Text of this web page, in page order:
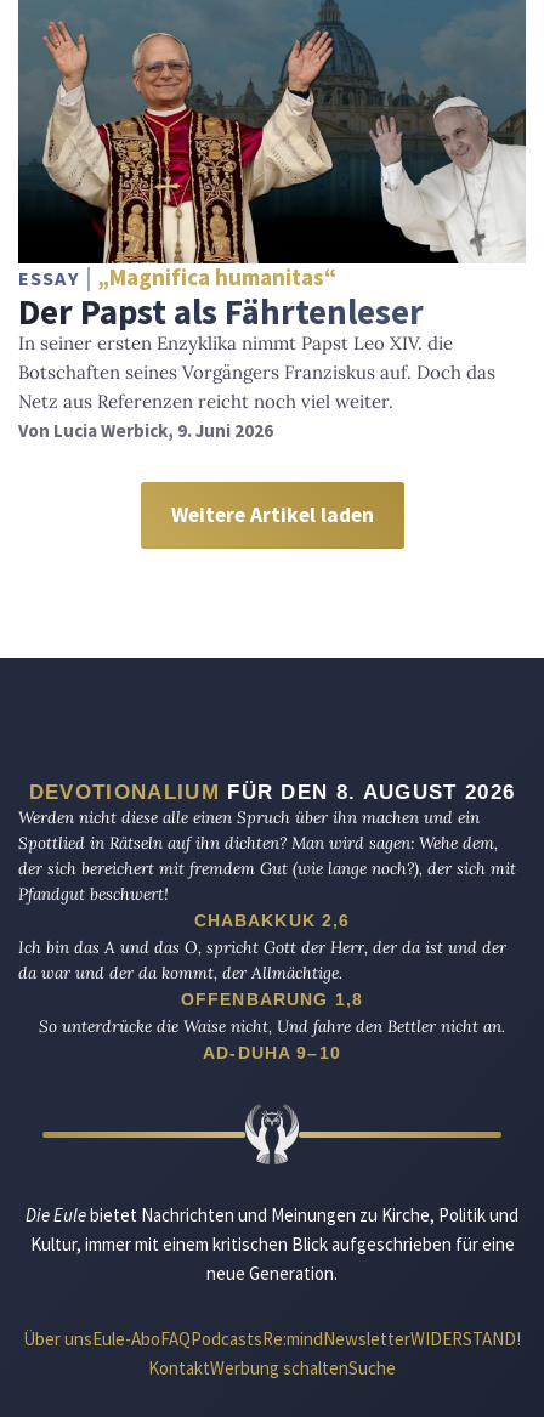
ESSAY „Magnifica humanitas“
Der Papst als Fährtenleser
In seiner ersten Enzyklika nimmt Papst Leo XIV. die
Botschaften seines Vorgängers Franziskus auf. Doch das
Netz aus Referenzen reicht noch viel weiter.
Von Lucia Werbick, 9. Juni 2026
Weitere Artikel laden
DEVOTIONALIUM FÜR DEN 8. AUGUST 2026
Werden nicht diese alle einen Spruch über ihn machen und ein
Spottlied in Rätseln auf ihn dichten? Man wird sagen: Wehe dem,
der sich bereichert mit fremdem Gut (wie lange noch?), der sich mit
Pfandgut beschwert!
CHABAKKUK 2,6
Ich bin das A und das O, spricht Gott der Herr, der da ist und der
da war und der da kommt, der Allmächtige.
OFFENBARUNG 1,8
So unterdrücke die Waise nicht, Und fahre den Bettler nicht an.
AD-DUHA 9–10
Die Eulebietet Nachrichten und Meinungen zu Kirche, Politik und
Kultur, immer mit einem kritischen Blick aufgeschrieben für eine
neue Generation.
Über unsEule-AboFAQPodcastsRe:mindNewsletterWIDERSTAND!
KontaktWerbung schaltenSuche